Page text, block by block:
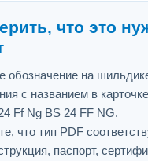
что это
обозначение на
с названием в
Ff Ng BS 24 FF NG.
что тип PDF
паспорт,